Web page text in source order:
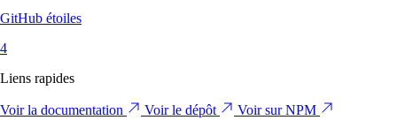
GitHub étoiles
4
Liens rapides
Voir la documentation Voir le dépôt
Voir sur NPM